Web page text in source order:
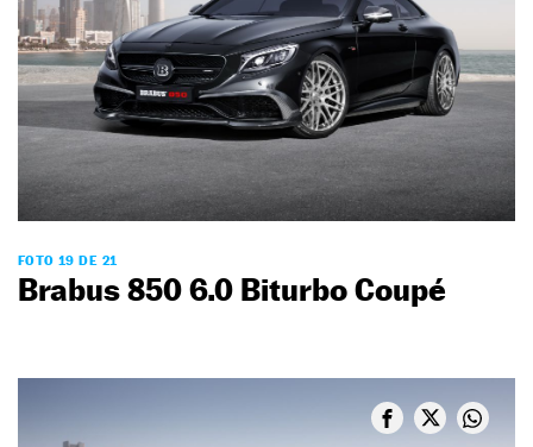
FOTO 19 DE 21
Brabus 850 6.0 Biturbo Coupé